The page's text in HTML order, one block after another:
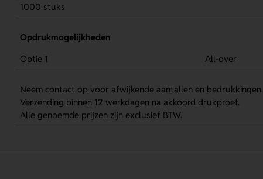
1000 stuks
Opdrukmogelijkheden
Optie 1
All-over
Neem contact op voor afwijkende aantallen en bedrukkingen.
Verzending binnen 12 werkdagen na akkoord drukproef.
Alle genoemde prijzen zijn exclusief BTW.